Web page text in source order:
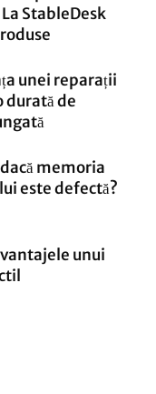
StableDesk
unei reparații
durată de
memoria
este defectă?
unui